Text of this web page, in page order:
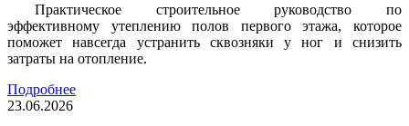
Практическое строительное руководство по
эффективному утеплению полов первого этажа, которое
поможет навсегда устранить сквозняки у ног и снизить
затраты на отопление.
Подробнее
23.06.2026